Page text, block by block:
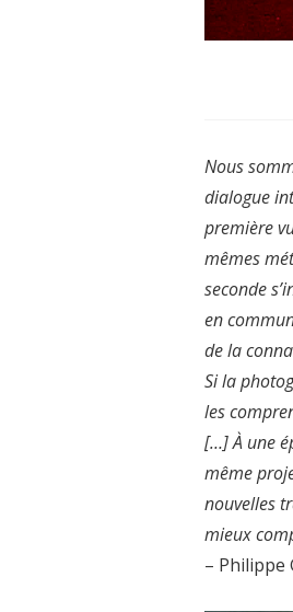
Nous
dialogue
première
mêmes
seconde
en
de la
Si la
les
[…] À une
même
nouvelles
mieux
– Philippe